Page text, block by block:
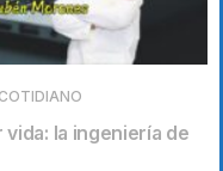
la ingeniería de